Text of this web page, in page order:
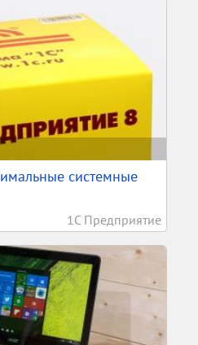
системные
1С Предприятие